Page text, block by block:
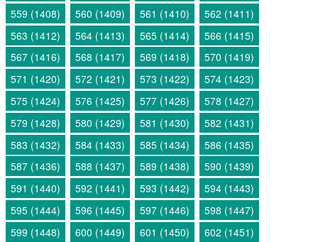
559 (1408)
560 (1409) 561 (1410)
562 (1411)
563 (1412)
564 (1413) 565 (1414)
566 (1415)
567 (1416)
568 (1417) 569 (1418)
570 (1419)
571 (1420)
572 (1421) 573 (1422)
574 (1423)
575 (1424)
576 (1425) 577 (1426)
578 (1427)
579 (1428)
580 (1429) 581 (1430)
582 (1431)
583 (1432)
584 (1433) 585 (1434)
586 (1435)
587 (1436)
588 (1437) 589 (1438)
590 (1439)
591 (1440)
592 (1441) 593 (1442)
594 (1443)
595 (1444)
596 (1445) 597 (1446)
598 (1447)
599 (1448)
600 (1449) 601 (1450) 602 (1451)